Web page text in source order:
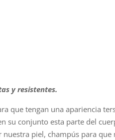
y resistentes.
que tengan una apariencia
su conjunto esta parte del
piel, champús para que